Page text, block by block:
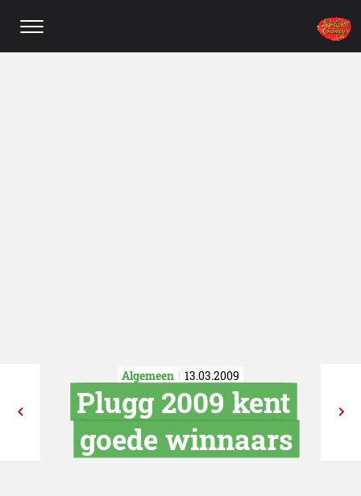
Algemeen 13.03.2009